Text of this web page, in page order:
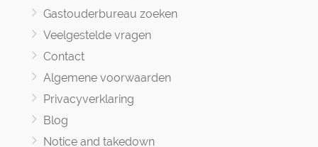
Gastouderbureau zoeken
Veelgestelde vragen
Contact
Algemene voorwaarden
Privacyverklaring
Blog
Notice and takedown